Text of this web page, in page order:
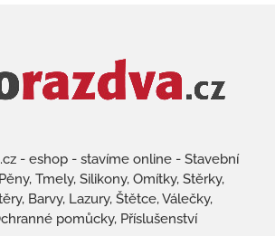
- eshop - stavíme online - Stavební
Tmely, Silikony, Omítky, Stěrky,
Barvy, Lazury, Štětce, Válečky,
pomůcky, Příslušenství